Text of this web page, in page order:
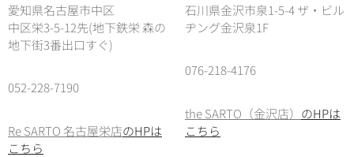
愛知県名古屋市中区
中区栄3-5-12先(地下鉄栄 森の
地下街3番出口すぐ)
052-228-7190
Re SARTO 名古屋栄店のHPは
こちら
石川県金沢市泉1-5-4 ザ・ビル
ヂング金沢泉1F
076-218-4176
the SARTO（金沢店） のHPは
こちら